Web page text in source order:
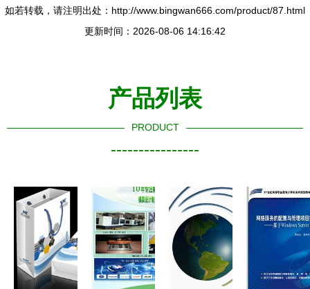
如若转载，请注明出处：http://www.bingwan666.com/product/87.html
更新时间：2026-08-06 14:16:42
产品列表
PRODUCT
----------------